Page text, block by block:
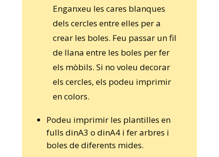
Enganxeu les cares blanques
dels cercles entre elles per a
crear les boles. Feu passar un fil
de llana entre les boles per fer
els mòbils. Si no voleu decorar
els cercles, els podeu imprimir
en colors.
Podeu imprimir les plantilles en
fulls dinA3 o dinA4 i fer arbres i
boles de diferents mides.